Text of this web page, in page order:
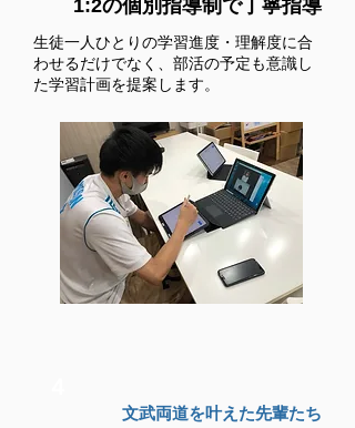
1:2の個別指導制で丁寧指導
生徒一人ひとりの学習進度・理解度に合
わせるだけでなく、部活の予定も意識し
た学習計画を提案します。
文武両道を叶えた先輩たち